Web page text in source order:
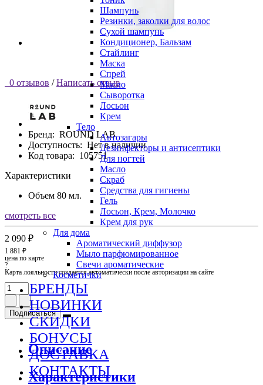
Шампунь
Резинки, заколки для волос
Сухой шампунь
Кондиционер, Бальзам
Стайлинг
Маска
Спрей
Масло
Сыворотка
Лосьон
Крем
Тело
Автозагары
Дезинфекторы и антисептики
Для ногтей
Масло
Скраб
Средства для гигиены
Гель
Лосьон, Крем, Молочко
Крем для рук
Для дома
Ароматический диффузор
Мыло парфюмированное
Свечи ароматические
Косметички
БРЕНДЫ
НОВИНКИ
СКИДКИ
БОНУСЫ
ДОСТАВКА
КОНТАКТЫ
0 отзывов / Написать отзыв
Бренд: ROUND LAB
Доступность: Нет в наличии
Код товара: 105751
Характеристики
Объем 80 мл.
смотреть все
2 090 ₽
1 881 ₽
цена по карте
?
Карта лояльности создается автоматически после авторизации на сайте
Подписаться
Описание
Характеристики